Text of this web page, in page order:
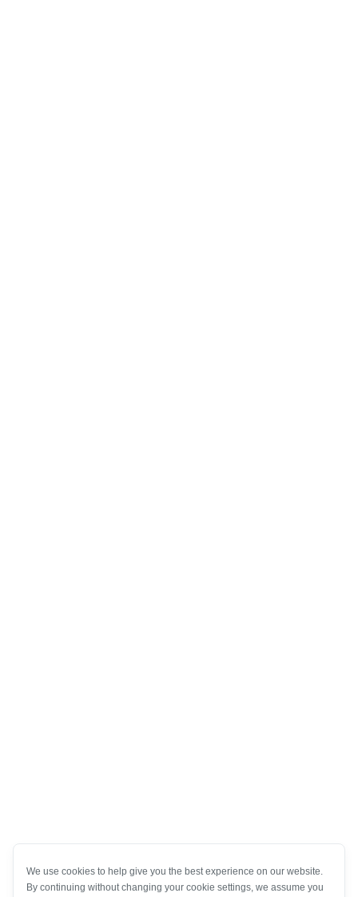
We use cookies to help give you the best experience on our website.
By continuing without changing your cookie settings, we assume you